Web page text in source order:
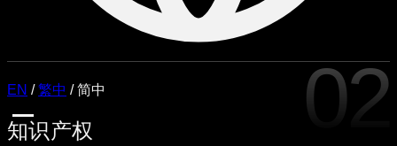
EN / 繁中 / 简中 02
知识产权